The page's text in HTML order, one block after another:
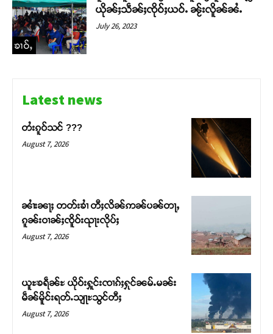
Support SHAN
တႃႇႁႂ်ႈသဵင်ၵၢင်ၸႂ်ၵူၼ်းမိူင်း ၵူႈတီႈၵူႈလႅၼ်ပေႃးတေၸွ
တ်ႇ တူဝ်ႈလုမ်ႈၾႃႉၼၼ်ႉ ၶဝ်ႈႁူမ်ႈၵမ်ႉထႅမ် ၸုမ်းၶၢ
ၶၢဝ်ႇ
ယိုၼ်ႈသဵၼ်ႈၸိုဝ်ႈယဝ်ႉ ၼႂ်းလိူၼ်ၼႆႉ
July 26, 2023
Latest news
တႆးၵူဝ်သင် ???
August 7, 2026
ၼၢႆးၼႃႈ တတ်းၶၢႆ တီႈလိၼ်ဢၼ်ပၼ်တႃႇ
ၵူၼ်းဝၢၼ်ႈၸိူဝ်းၺႃးလိုပ်ႈ
August 7, 2026
ယူႊၶရဵၼ်ႊ ယိုဝ်းႁူင်းၸၢၵ်ႈႁုင်ၼမ်ႉမၼ်း
မဵၼ်မိူင်းရတ်ႉသျႃႊသွင်တီႈ
August 7, 2026